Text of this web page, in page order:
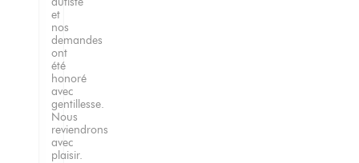
et
nos
demandes
ont
été
honoré
avec
gentillesse.
Nous
reviendrons
avec
plaisir.